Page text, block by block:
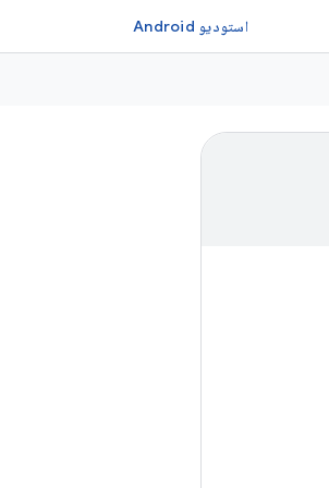
استوديو Android